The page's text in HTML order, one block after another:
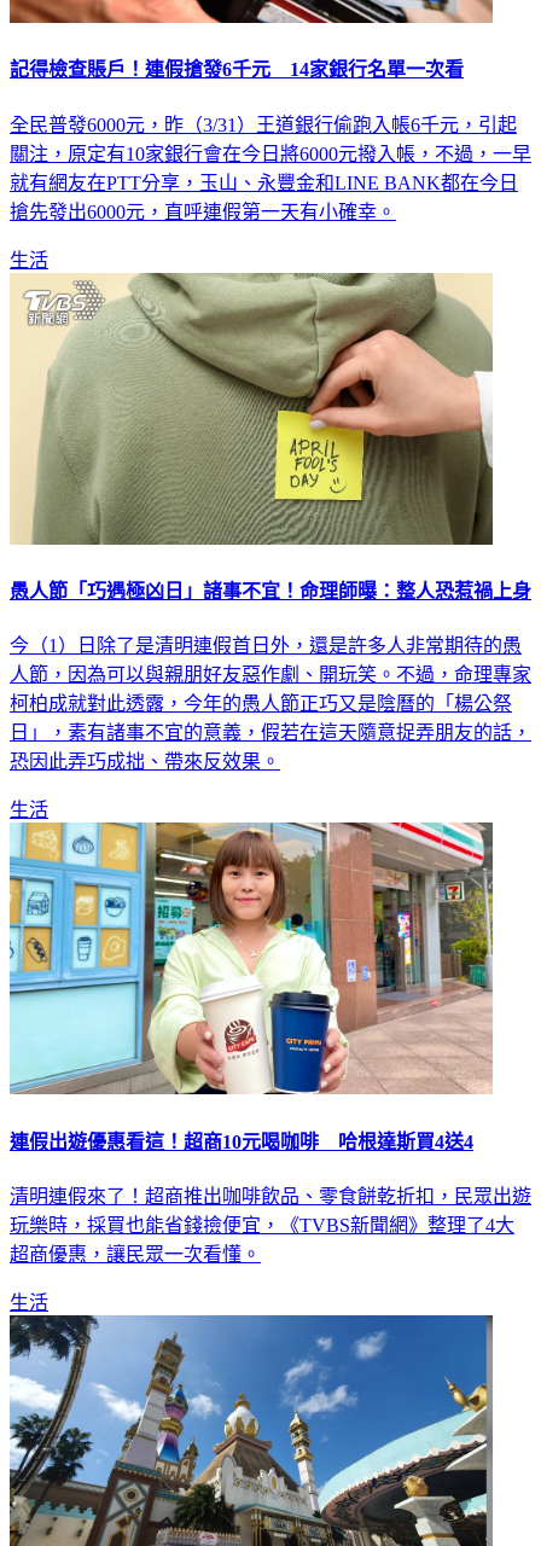
記得檢查賬戶！連假搶發6千元 14家銀行名單一次看
全民普發6000元，昨（3/31）王道銀行偷跑入帳6千元，引起
關注，原定有10家銀行會在今日將6000元撥入帳，不過，一早
就有網友在PTT分享，玉山、永豐金和LINE BANK都在今日
搶先發出6000元，直呼連假第一天有小確幸。
生活
愚人節「巧遇極凶日」諸事不宜！命理師曝：整人恐惹禍上身
今（1）日除了是清明連假首日外，還是許多人非常期待的愚
人節，因為可以與親朋好友惡作劇、開玩笑。不過，命理專家
柯柏成就對此透露，今年的愚人節正巧又是陰曆的「楊公祭
日」，素有諸事不宜的意義，假若在這天隨意捉弄朋友的話，
恐因此弄巧成拙、帶來反效果。
生活
連假出遊優惠看這！超商10元喝咖啡 哈根達斯買4送4
清明連假來了！超商推出咖啡飲品、零食餅乾折扣，民眾出遊
玩樂時，採買也能省錢撿便宜，《TVBS新聞網》整理了4大
超商優惠，讓民眾一次看懂。
生活